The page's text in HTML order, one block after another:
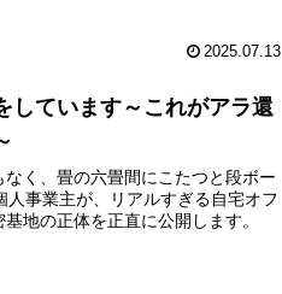
2025.07.13
しています～これがアラ還
く、畳の六畳間にこたつと段ボー
事業主が、リアルすぎる自宅オフ
地の正体を正直に公開します。